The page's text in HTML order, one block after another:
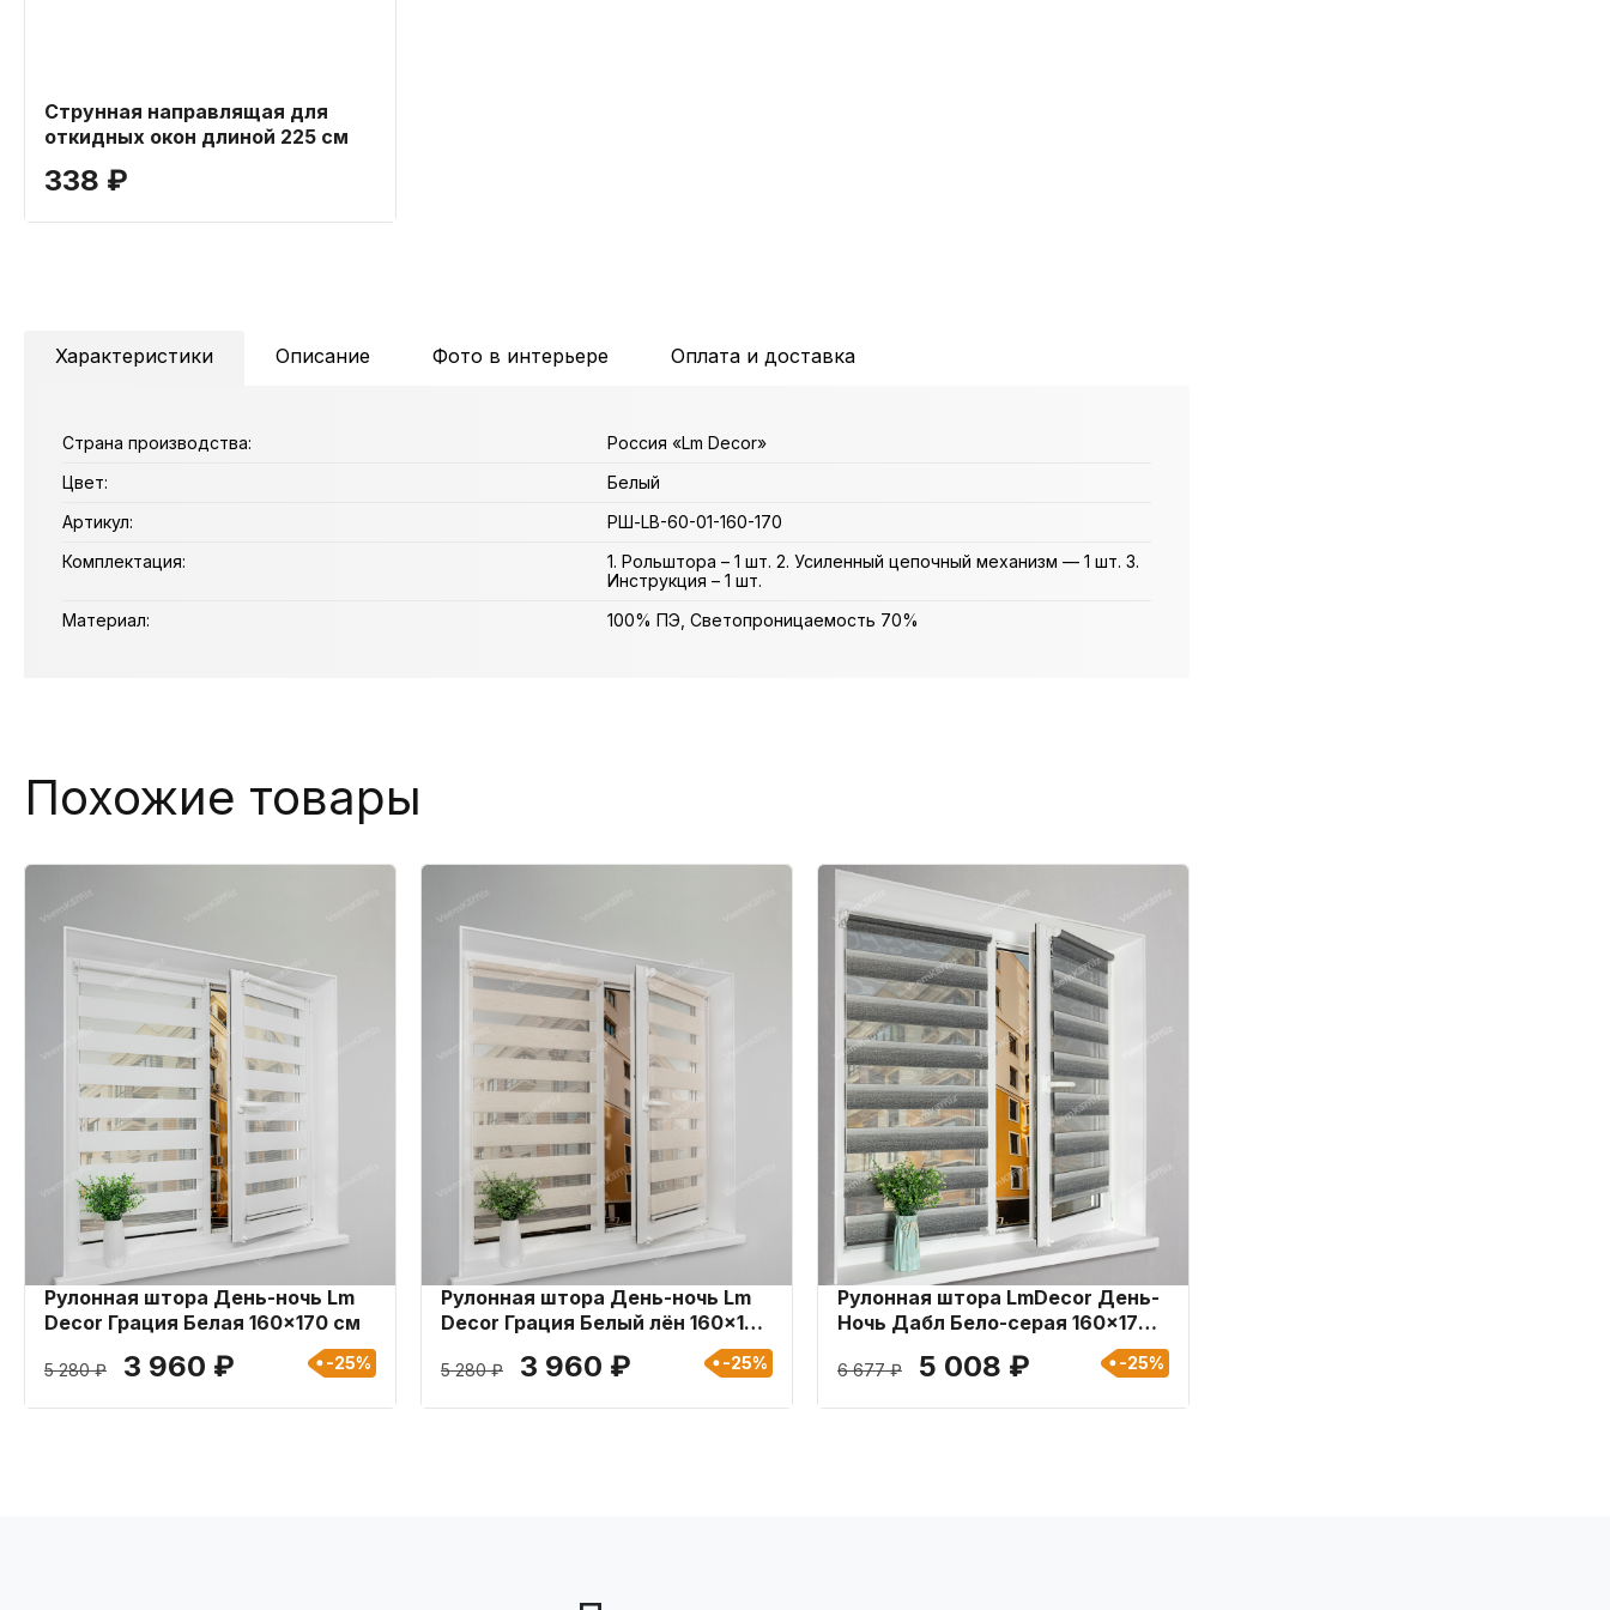
Струнная направлящая для
откидных окон длиной 225 см
338 ₽
Характеристики Описание Фото в интерьере Оплата и доставка
Страна производства:
Россия «Lm Decor»
Цвет:
Белый
Артикул:
РШ-LB-60-01-160-170
Комплектация:
1. Рольштора – 1 шт. 2. Усиленный цепочный механизм — 1 шт. 3.
Инструкция – 1 шт.
Материал:
100% ПЭ, Светопроницаемость 70%
Похожие товары
Рулонная штора День-ночь Lm
Decor Грация Белая 160x170 см
5 280 ₽ 3 960 ₽ -25%
Рулонная штора День-ночь Lm
Decor Грация Белый лён 160x170
5 280 ₽ 3 960 ₽ -25%
Рулонная штора LmDecor День-
Ночь Дабл Бело-серая 160x170
6 677 ₽ 5 008 ₽ -25%